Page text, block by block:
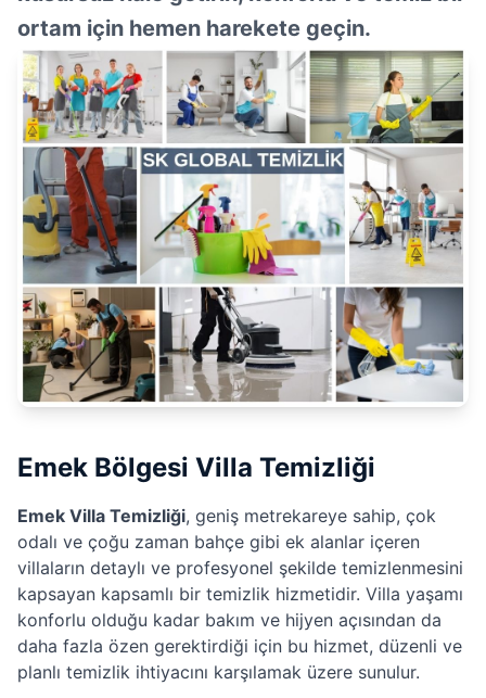
ortam için hemen harekete geçin.
Emek Bölgesi Villa Temizliği
Emek Villa Temizliği, geniş metrekareye sahip, çok
odalı ve çoğu zaman bahçe gibi ek alanlar içeren
villaların detaylı ve profesyonel şekilde temizlenmesini
kapsayan kapsamlı bir temizlik hizmetidir. Villa yaşamı
konforlu olduğu kadar bakım ve hijyen açısından da
daha fazla özen gerektirdiği için bu hizmet, düzenli ve
planlı temizlik ihtiyacını karşılamak üzere sunulur.